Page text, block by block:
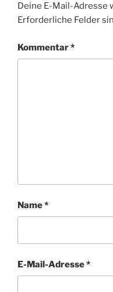
Deine E-Mail-
Erforderliche Felder
Kommentar*
Name*
E-Mail-Adresse*